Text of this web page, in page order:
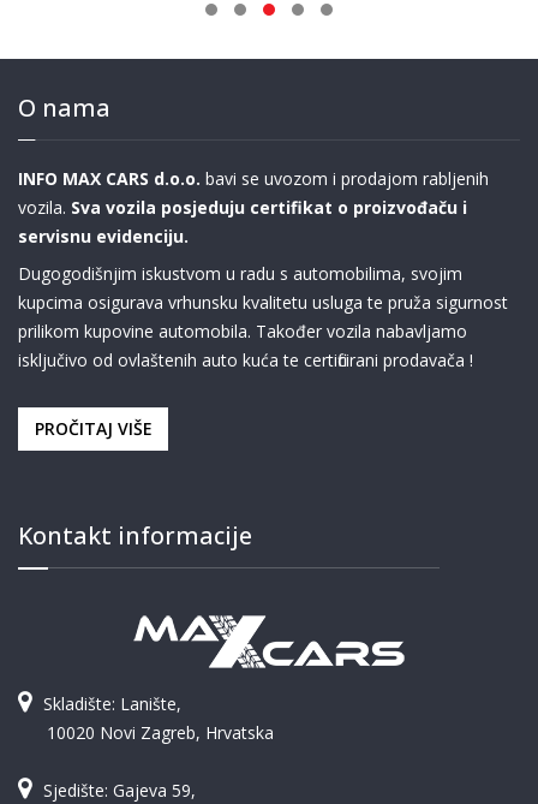
O nama
INFO MAX CARS d.o.o. bavi se uvozom i prodajom rabljenih
vozila. Sva vozila posjeduju certifikat o proizvođaču i
servisnu evidenciju.
Dugogodišnjim iskustvom u radu s automobilima, svojim
kupcima osigurava vrhunsku kvalitetu usluga te pruža sigurnost
prilikom kupovine automobila. Također vozila nabavljamo
isključivo od ovlaštenih auto kuća te certificirani prodavača !
PROČITAJ VIŠE
Kontakt informacije
Skladište: Lanište,
10020 Novi Zagreb, Hrvatska
Sjedište: Gajeva 59,